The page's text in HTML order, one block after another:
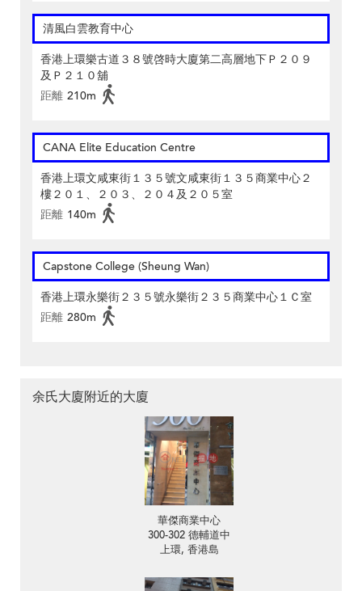
清風白雲教育中心
香港上環樂古道３８號啓時大廈第二高層地下Ｐ２０９
及Ｐ２１０舖
距離 210m
CANA Elite Education Centre
香港上環文咸東街１３５號文咸東街１３５商業中心２
樓２０１、２０３、２０４及２０５室
距離 140m
Capstone College (Sheung Wan)
香港上環永樂街２３５號永樂街２３５商業中心１Ｃ室
距離 280m
余氏大廈附近的大廈
華傑商業中心
300-302 德輔道中
上環, 香港島